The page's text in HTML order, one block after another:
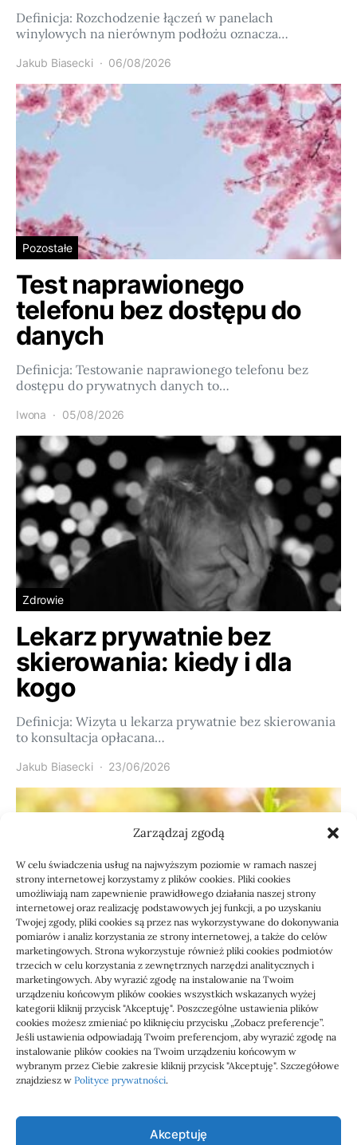
Zarządzaj zgodą
W celu świadczenia usług na najwyższym poziomie w ramach naszej
strony internetowej korzystamy z plików cookies. Pliki cookies
umożliwiają nam zapewnienie prawidłowego działania naszej strony
internetowej oraz realizację podstawowych jej funkcji, a po uzyskaniu
Twojej zgody, pliki cookies są przez nas wykorzystywane do dokonywania
pomiarów i analiz korzystania ze strony internetowej, a także do celów
marketingowych. Strona wykorzystuje również pliki cookies podmiotów
trzecich w celu korzystania z zewnętrznych narzędzi analitycznych i
marketingowych. Aby wyrazić zgodę na instalowanie na Twoim
urządzeniu końcowym plików cookies wszystkich wskazanych wyżej
kategorii kliknij przycisk "Akceptuję". Poszczególne ustawienia plików
cookies możesz zmieniać po kliknięciu przycisku „Zobacz preferencje”.
Jeśli ustawienia odpowiadają Twoim preferencjom, aby wyrazić zgodę na
instalowanie plików cookies na Twoim urządzeniu końcowym w
wybranym przez Ciebie zakresie kliknij przycisk "Akceptuję". Szczegółowe
znajdziesz w Polityce prywatności.
Akceptuję
Definicja: Rozchodzenie łączeń w panelach
winylowych na nierównym podłożu oznacza…
Jakub Biasecki 06/08/2026
Pozostałe
Test naprawionego
telefonu bez dostępu do
danych
Definicja: Testowanie naprawionego telefonu bez
dostępu do prywatnych danych to…
Iwona 05/08/2026
Zdrowie
Lekarz prywatnie bez
skierowania: kiedy i dla
kogo
Definicja: Wizyta u lekarza prywatnie bez skierowania
to konsultacja opłacana…
Jakub Biasecki 23/06/2026
Usługi
Jak sprawdzić przejęcie
zaległości przez biuro
Definicja: Weryfikacja, czy nowe biuro rachunkowe
przejmie zaległości w dokumentach,…